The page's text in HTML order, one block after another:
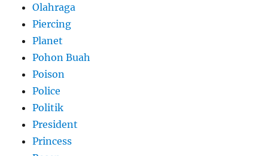
Olahraga
Piercing
Planet
Pohon Buah
Poison
Police
Politik
President
Princess